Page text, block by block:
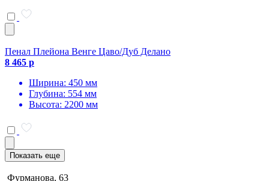
Пенал Плейона Венге Цаво/Дуб Делано
8 465 р
Ширина: 450 мм
Глубина: 554 мм
Высота: 2200 мм
Показать еще
Фурманова, 63